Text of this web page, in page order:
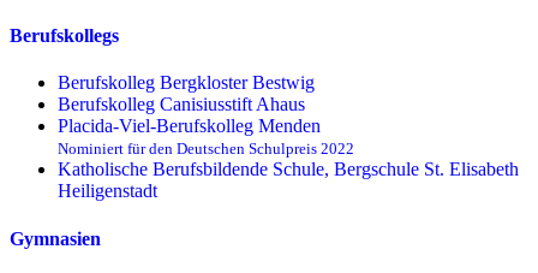
Berufskollegs
Berufskolleg Bergkloster Bestwig
Berufskolleg Canisiusstift Ahaus
Placida-Viel-Berufskolleg Menden
Nominiert für den Deutschen Schulpreis 2022
Katholische Berufsbildende Schule, Bergschule St. Elisabeth
Heiligenstadt
Gymnasien